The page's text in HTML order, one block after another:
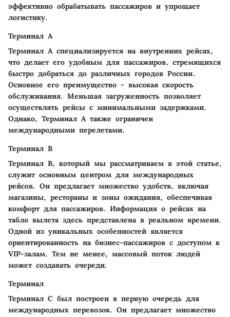
эффективно обрабатывать пассажиров и упрощает
логистику.
Терминал A
Терминал A специализируется на внутренних рейсах,
что делает его удобным для пассажиров, стремящихся
быстро добраться до различных городов России.
Основное его преимущество - высокая скорость
обслуживания. Меньшая загруженность позволяет
осуществлять рейсы с минимальными задержками.
Однако, Терминал A также ограничен
международными перелетами.
Терминал B
Терминал B, который мы рассматриваем в этой статье,
служит основным центром для международных
рейсов. Он предлагает множество удобств, включая
магазины, рестораны и зоны ожидания, обеспечивая
комфорт для пассажиров. Информация о рейсах на
табло вылета здесь представлена в реальном времени.
Одной из уникальных особенностей является
ориентированность на бизнес-пассажиров с доступом к
VIP-залам. Тем не менее, массовый поток людей
может создавать очереди.
Терминал
Терминал C был построен в первую очередь для
международных перевозок. Он предлагает множество